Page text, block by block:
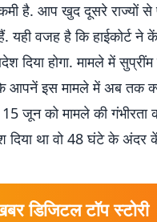
है. आप खुद दूसरे राज्यों
यही वजह है कि हाईकोर्ट ने
दिया होगा. मामले में सुप्रींम
आपनें इस मामले में अब तक
15 जून को मामले की गंभीरता
था वो 48 घंटे के अंदर
डिजिटल टॉप स्टोरी